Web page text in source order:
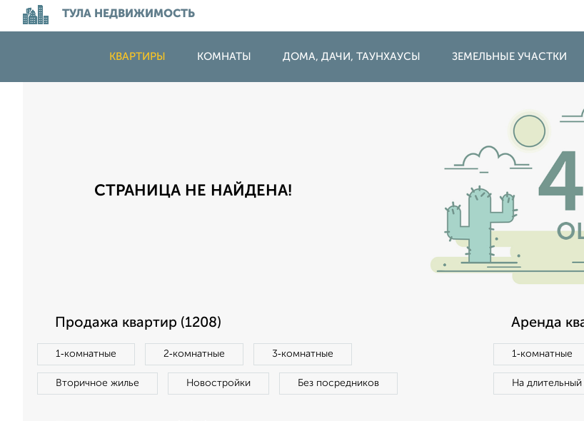
ТУЛА НЕДВИЖИМОСТЬ
КВАРТИРЫ КОМНАТЫ ДОМА, ДАЧИ, ТАУНХАУСЫ ЗЕМЕЛЬНЫЕ УЧАСТКИ
СТРАНИЦА НЕ НАЙДЕНА!
Продажа квартир (1208)
1‑комнатные 2‑комнатные 3‑комнатные
Вторичное жилье Новостройки Без посредников
Аренда
1‑комнатные
На